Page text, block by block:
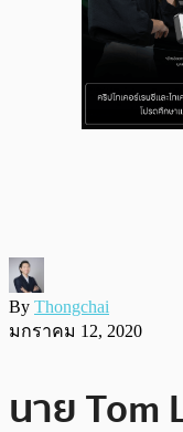
By Thongchai
มกราคม 12, 2020
นาย Tom